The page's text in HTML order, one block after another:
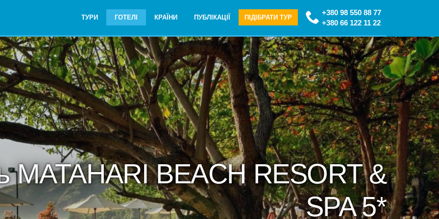
+380 98 550 88 77
+380 66 122 11 22
ТУРИ ГОТЕЛІ КРАЇНИ ПУБЛІКАЦІЇ ПІДІБРАТИ ТУР
MATAHARI BEACH RESORT &
SPA 5*